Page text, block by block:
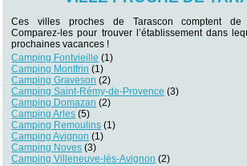
Ces villes proches de Tarascon comptent de
Comparez-les pour trouver l’établissement dans
prochaines vacances !
Camping Fontvieille (1)
Camping Montfrin (1)
Camping Graveson (2)
Camping Saint-Rémy-de-Provence (3)
Camping Domazan (2)
Camping Arles (5)
Camping Remoulins (1)
Camping Avignon (1)
Camping Noves (3)
Camping Villeneuve-lès-Avignon (2)